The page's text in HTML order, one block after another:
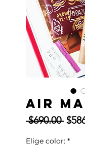
Air
$690.00
Elige color: *